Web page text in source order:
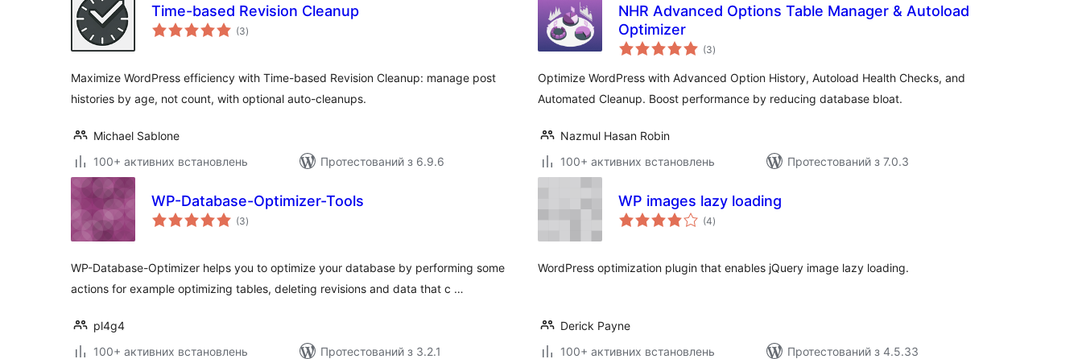
Time-based Revision Cleanup
(3загальний
рейтинг
)
Maximize WordPress efficiency with Time-based Revision Cleanup: manage post
histories by age, not count, with optional auto-cleanups.
Michael Sablone
100+ активних встановлень
Протестований з 6.9.6
NHR Advanced Options Table Manager & Autoload
Optimizer
(3загальний
рейтинг
)
Optimize WordPress with Advanced Option History, Autoload Health Checks, and
Automated Cleanup. Boost performance by reducing database bloat.
Nazmul Hasan Robin
100+ активних встановлень
Протестований з 7.0.3
WP-Database-Optimizer-Tools
(3загальний
рейтинг
)
WP-Database-Optimizer helps you to optimize your database by performing some
actions for example optimizing tables, deleting revisions and data that c …
pl4g4
100+ активних встановлень
Протестований з 3.2.1
WP images lazy loading
(4загальний
рейтинг
)
WordPress optimization plugin that enables jQuery image lazy loading.
Derick Payne
100+ активних встановлень
Протестований з 4.5.33